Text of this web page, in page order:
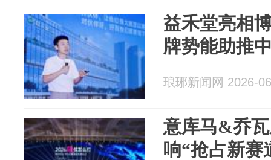
益禾堂亮相
牌势能助推
琅琊新闻网 2026-
意库马&乔
响“抢占新赛